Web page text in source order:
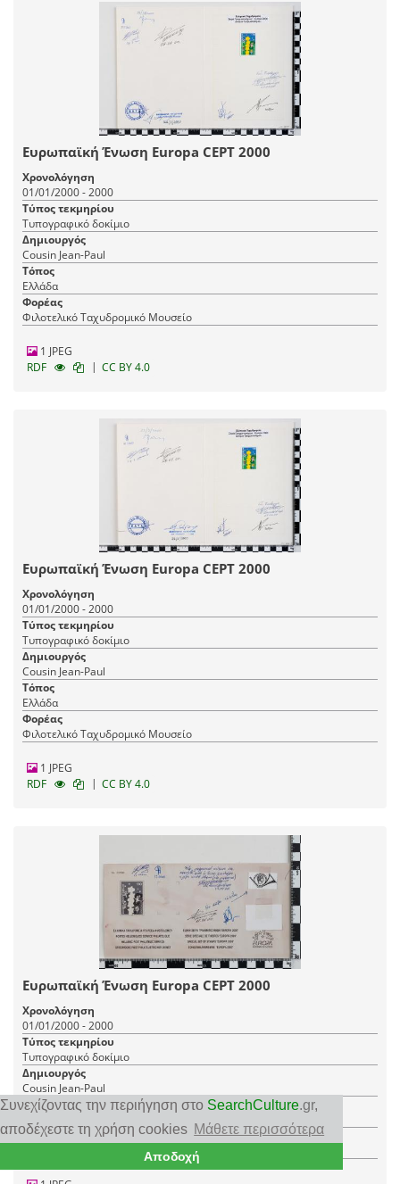
Συνεχίζοντας την περιήγηση στο SearchCulture.gr,
αποδέχεστε τη χρήση cookies Μάθετε περισσότερα
Αποδοχή
Ευρωπαϊκή Ένωση Europa CEPT 2000
Χρονολόγηση
01/01/2000 - 2000
Τύπος τεκμηρίου
Τυπογραφικό δοκίμιο
Δημιουργός
Cousin Jean-Paul
Τόπος
Ελλάδα
Φορέας
Φιλοτελικό Ταχυδρομικό Μουσείο
1 JPEG
RDF
| CC BY 4.0
Ευρωπαϊκή Ένωση Europa CEPT 2000
Χρονολόγηση
01/01/2000 - 2000
Τύπος τεκμηρίου
Τυπογραφικό δοκίμιο
Δημιουργός
Cousin Jean-Paul
Τόπος
Ελλάδα
Φορέας
Φιλοτελικό Ταχυδρομικό Μουσείο
1 JPEG
RDF
| CC BY 4.0
Ευρωπαϊκή Ένωση Europa CEPT 2000
Χρονολόγηση
01/01/2000 - 2000
Τύπος τεκμηρίου
Τυπογραφικό δοκίμιο
Δημιουργός
Cousin Jean-Paul
Τόπος
Ελλάδα
Φορέας
Φιλοτελικό Ταχυδρομικό Μουσείο